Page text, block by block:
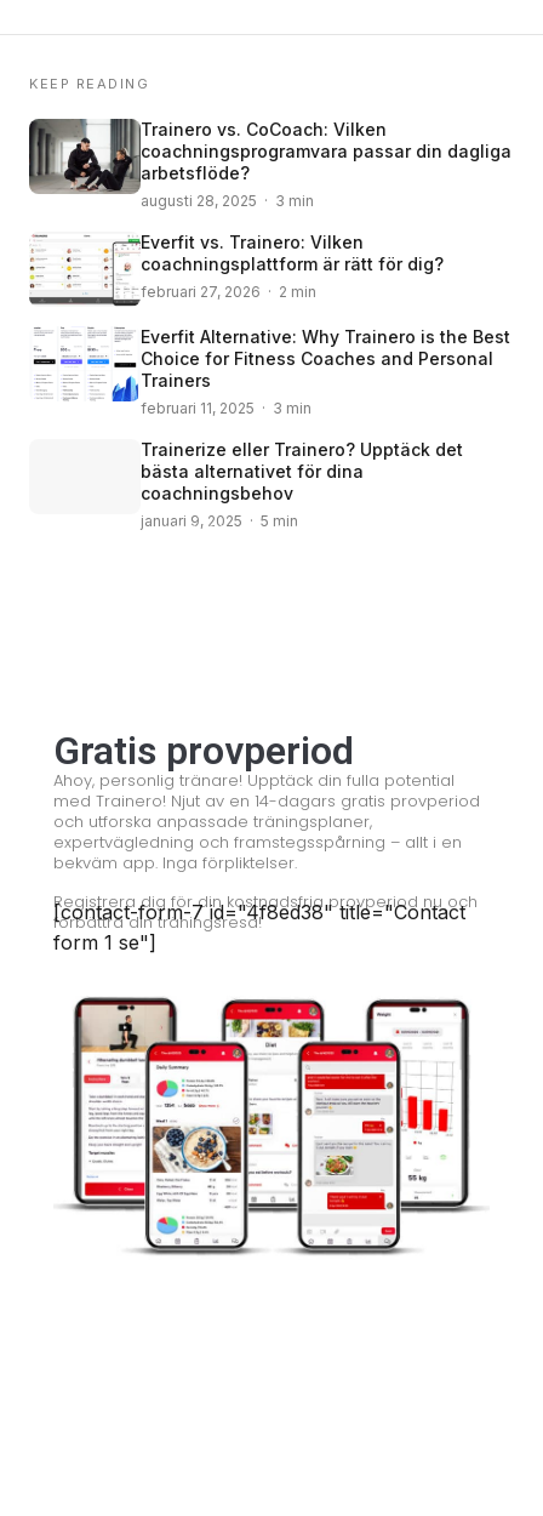
KEEP READING
Trainero vs. CoCoach: Vilken
coachningsprogramvara passar din dagliga
arbetsflöde?
augusti 28, 2025 · 3 min
Everfit vs. Trainero: Vilken
coachningsplattform är rätt för dig?
februari 27, 2026 · 2 min
Everfit Alternative: Why Trainero is the Best
Choice for Fitness Coaches and Personal
Trainers
februari 11, 2025 · 3 min
Trainerize eller Trainero? Upptäck det
bästa alternativet för dina
coachningsbehov
januari 9, 2025 · 5 min
© 2008 – 2024 Copyright © Trainero.com
Gratis provperiod
Ahoy, personlig tränare! Upptäck din fulla potential
med Trainero! Njut av en 14-dagars gratis provperiod
och utforska anpassade träningsplaner,
expertvägledning och framstegsspårning – allt i en
bekväm app. Inga förpliktelser.
Registrera dig för din kostnadsfria provperiod nu och
förbättra din träningsresa!
[contact-form-7 id="4f8ed38" title="Contact
form 1 se"]